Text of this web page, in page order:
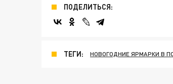
ПОДЕЛИТЬСЯ:
ТЕГИ: НОВОГОДНИЕ ЯРМАРКИ В